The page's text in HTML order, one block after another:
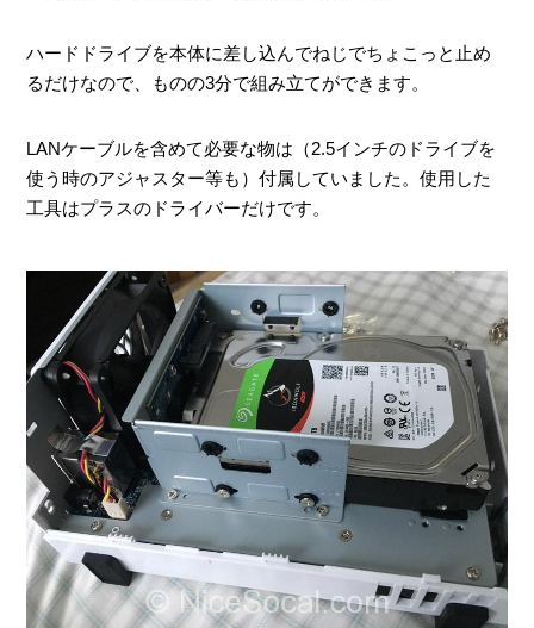
ハードドライブを本体に差し込んでねじでちょこっと止め
るだけなので、ものの3分で組み立てができます。
LANケーブルを含めて必要な物は（2.5インチのドライブを
使う時のアジャスター等も）付属していました。使用した
工具はプラスのドライバーだけです。